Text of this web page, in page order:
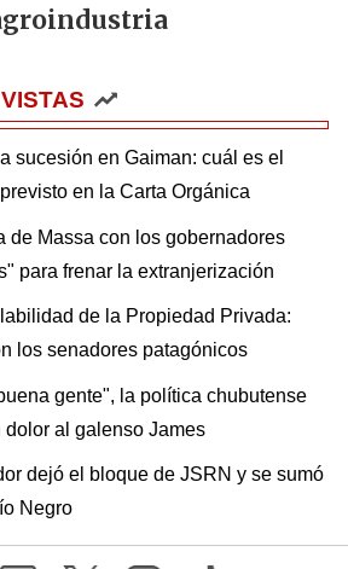
sucesión en Gaiman: cuál es el
en la Carta Orgánica
de Massa con los gobernadores
para frenar la extranjerización
de la Propiedad Privada:
los senadores patagónicos
gente", la política chubutense
dolor al galenso James
dejó el bloque de JSRN y se sumó
Negro